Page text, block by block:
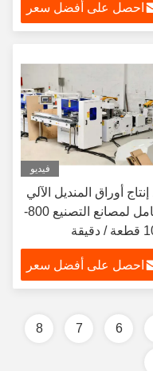
احصل على أفضل سعر
فيديو
أوراق المنديل الآلي
بالكامل لمصانع التصنيع 800-
احصل على أفضل سعر
6
7
8